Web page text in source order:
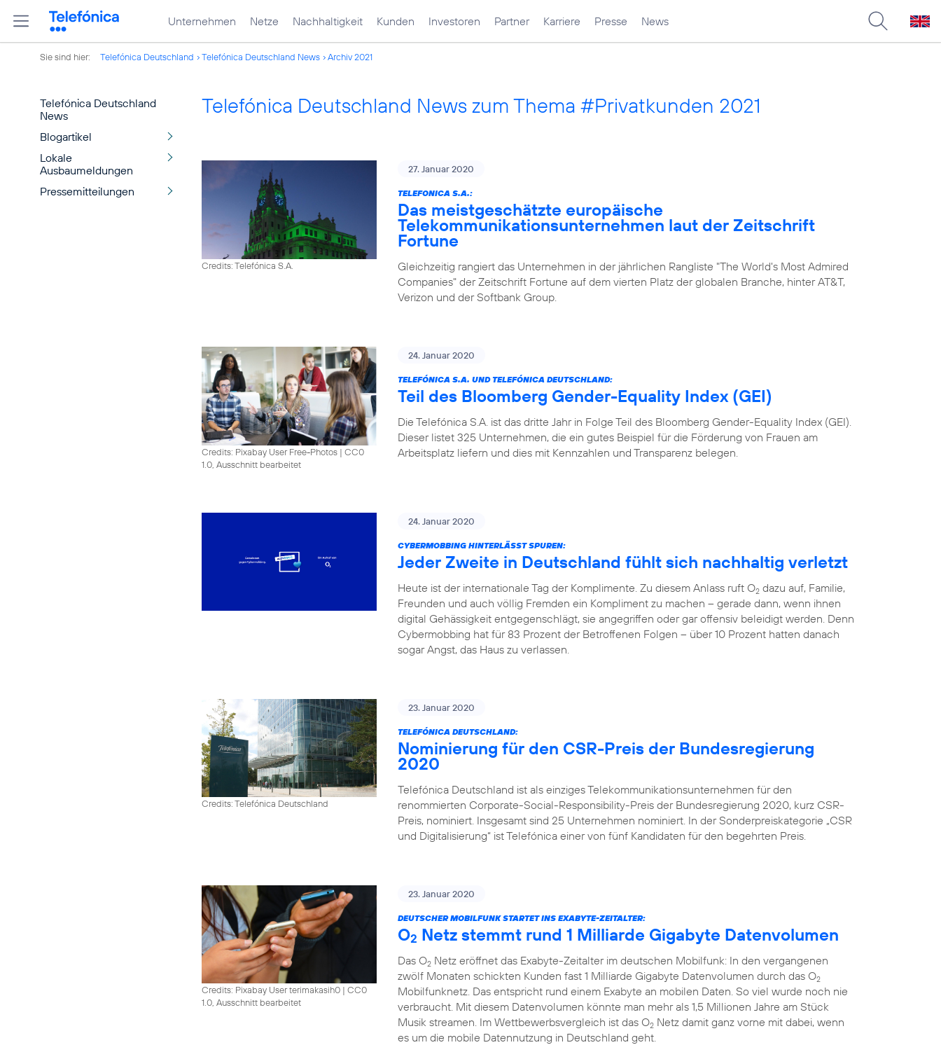
Unternehmen Netze Nachhaltigkeit Kunden Investoren Partner Karriere Presse News
Sie sind hier: Telefónica Deutschland Telefónica Deutschland News Archiv 2021
Telefónica Deutschland
News
Blogartikel
Lokale
Ausbaumeldungen
Pressemitteilungen
Telefónica Deutschland News zum Thema #Privatkunden 2021
Credits: Telefónica S.A.
27. Januar 2020
TELEFONICA S.A.:
Das meistgeschätzte europäische
Telekommunikationsunternehmen laut der Zeitschrift
Fortune
Gleichzeitig rangiert das Unternehmen in der jährlichen Rangliste "The World's Most Admired
Companies" der Zeitschrift Fortune auf dem vierten Platz der globalen Branche, hinter AT&T,
Verizon und der Softbank Group.
Credits: Pixabay User Free-Photos | CC0
1.0, Ausschnitt bearbeitet
24. Januar 2020
TELEFÓNICA S.A. UND TELEFÓNICA DEUTSCHLAND:
Teil des Bloomberg Gender-Equality Index (GEI)
Die Telefónica S.A. ist das dritte Jahr in Folge Teil des Bloomberg Gender-Equality Index (GEI).
Dieser listet 325 Unternehmen, die ein gutes Beispiel für die Förderung von Frauen am
Arbeitsplatz liefern und dies mit Kennzahlen und Transparenz belegen.
24. Januar 2020
CYBERMOBBING HINTERLÄSST SPUREN:
Jeder Zweite in Deutschland fühlt sich nachhaltig verletzt
Heute ist der internationale Tag der Komplimente. Zu diesem Anlass ruft O2 dazu auf, Familie,
Freunden und auch völlig Fremden ein Kompliment zu machen – gerade dann, wenn ihnen
digital Gehässigkeit entgegenschlägt, sie angegriffen oder gar offensiv beleidigt werden. Denn
Cybermobbing hat für 83 Prozent der Betroffenen Folgen – über 10 Prozent hatten danach
sogar Angst, das Haus zu verlassen.
Credits: Telefónica Deutschland
23. Januar 2020
TELEFÓNICA DEUTSCHLAND:
Nominierung für den CSR-Preis der Bundesregierung
2020
Telefónica Deutschland ist als einziges Telekommunikationsunternehmen für den
renommierten Corporate-Social-Responsibility-Preis der Bundesregierung 2020, kurz CSR-
Preis, nominiert. Insgesamt sind 25 Unternehmen nominiert. In der Sonderpreiskategorie „CSR
und Digitalisierung“ ist Telefónica einer von fünf Kandidaten für den begehrten Preis.
Credits: Pixabay User terimakasih0 | CC0
1.0, Ausschnitt bearbeitet
23. Januar 2020
DEUTSCHER MOBILFUNK STARTET INS EXABYTE-ZEITALTER:
O2 Netz stemmt rund 1 Milliarde Gigabyte Datenvolumen
Das O2 Netz eröffnet das Exabyte-Zeitalter im deutschen Mobilfunk: In den vergangenen
zwölf Monaten schickten Kunden fast 1 Milliarde Gigabyte Datenvolumen durch das O2
Mobilfunknetz. Das entspricht rund einem Exabyte an mobilen Daten. So viel wurde noch nie
verbraucht. Mit diesem Datenvolumen könnte man mehr als 1,5 Millionen Jahre am Stück
Musik streamen. Im Wettbewerbsvergleich ist das O2 Netz damit ganz vorne mit dabei, wenn
es um die mobile Datennutzung in Deutschland geht.